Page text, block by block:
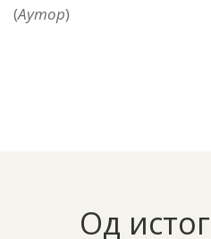
(Аутор)
Од